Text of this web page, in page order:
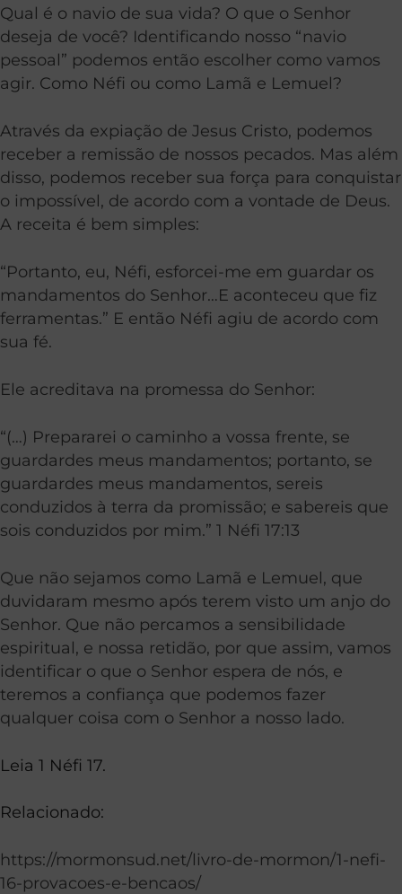
Qual é o navio de sua vida? O que o Senhor
deseja de você? Identificando nosso “navio
pessoal” podemos então escolher como vamos
agir. Como Néfi ou como Lamã e Lemuel?
Através da expiação de Jesus Cristo, podemos
receber a remissão de nossos pecados. Mas além
disso, podemos receber sua força para conquistar
o impossível, de acordo com a vontade de Deus.
A receita é bem simples:
“Portanto, eu, Néfi, esforcei-me em guardar os
mandamentos do Senhor…E aconteceu que fiz
ferramentas.” E então Néfi agiu de acordo com
sua fé.
Ele acreditava na promessa do Senhor:
“(…) Prepararei o caminho a vossa frente, se
guardardes meus mandamentos; portanto, se
guardardes meus mandamentos, sereis
conduzidos à terra da promissão; e sabereis que
sois conduzidos por mim.” 1 Néfi 17:13
Que não sejamos como Lamã e Lemuel, que
duvidaram mesmo após terem visto um anjo do
Senhor. Que não percamos a sensibilidade
espiritual, e nossa retidão, por que assim, vamos
identificar o que o Senhor espera de nós, e
teremos a confiança que podemos fazer
qualquer coisa com o Senhor a nosso lado.
Leia 1 Néfi 17.
Relacionado:
https://mormonsud.net/livro-de-mormon/1-nefi-
16-provacoes-e-bencaos/